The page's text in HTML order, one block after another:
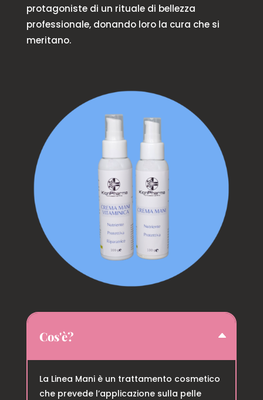
protagoniste di un rituale di bellezza
professionale, donando loro la cura che si
meritano.
Cos'è?
La Linea Mani è un trattamento cosmetico
che prevede l’applicazione sulla pelle